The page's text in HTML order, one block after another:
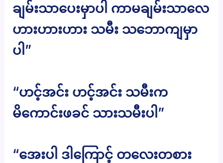
ချမ်းသာပေးမှာပါ ကာမချမ်းသာလေ
ဟားဟားဟား သမီး သဘောကျမှာ
ပါ”
“ဟင့်အင်း ဟင့်အင်း သမီးက
မိကောင်းဖခင် သားသမီးပါ”
“အေးပါ ဒါကြောင့် တလေးတစား